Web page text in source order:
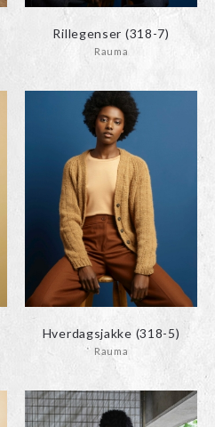
Rillegenser (318-7)
Rauma
Hverdagsjakke (318-5)
Rauma